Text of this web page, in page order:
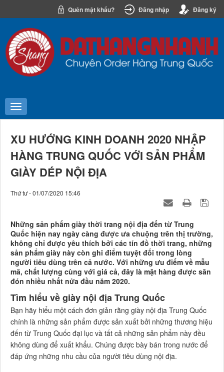
Quên mật khẩu? Đăng nhập Đăng ký
XU HƯỚNG KINH DOANH 2020 NHẬP
HÀNG TRUNG QUỐC VỚI SẢN PHẨM
GIÀY DÉP NỘI ĐỊA
Thứ tư - 01/07/2020 15:46
Những sản phẩm giày thời trang nội địa đến từ Trung
Quốc hiện nay ngày càng được ưa chuộng trên thị trường,
không chỉ được yêu thích bởi các tín đồ thời trang, những
sản phẩm giày này còn ghi điểm tuyệt đối trong lòng
người tiêu dùng trên cả nước. Với những ưu điểm về mẫu
mã, chất lượng cùng với giá cả, đây là mặt hàng được săn
đón nhiều nhất nửa đầu năm 2020.
Tìm hiểu về giày nội địa Trung Quốc
Bạn hãy hiểu một cách đơn giản rằng giày nội địa Trung Quốc
chính là những sản phẩm được sản xuất bởi những thương hiệu
đến từ Trung Quốc đại lục và tất cả những sản phẩm này đều
không dùng để xuất khẩu. Chúng được bày bán trong nước để
đáp ứng những nhu cầu của người tiêu dùng nội địa.